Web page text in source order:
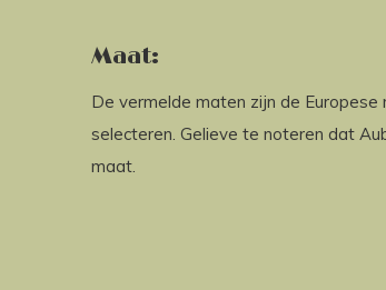
Maat:
De vermelde maten zijn de Europese
selecteren. Gelieve te noteren dat
maat.